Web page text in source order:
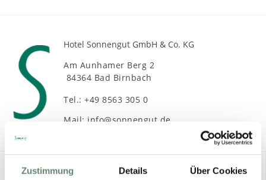
Zustimmung Details Über Cookies
Hotel Sonnengut GmbH & Co. KG
Am Aunhamer Berg 2
84364 Bad Birnbach
Tel.: +49 8563 305 0
Mail: info@sonnengut.de
Service